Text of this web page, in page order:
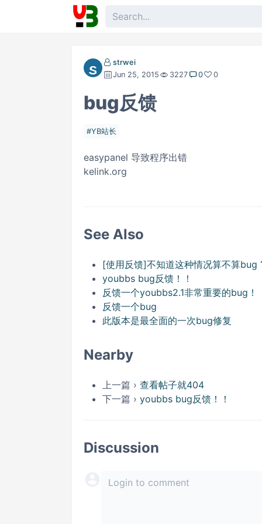
strwei
Jun 25, 2015
3227 0 0
bug反馈
YB站长
easypanel 导致程序出错
kelink.org
See Also
[使用反馈]不知道这种情况算不算bug
youbbs bug反馈！！
反馈一个youbbs2.1非常重要的bug！
反馈一个bug
此版本是最全面的一次bug修复
Nearby
上一篇 › 查看帖子就404
下一篇 › youbbs bug反馈！！
Discussion